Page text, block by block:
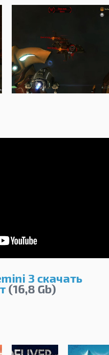
3 скачать
(16,8 Gb)